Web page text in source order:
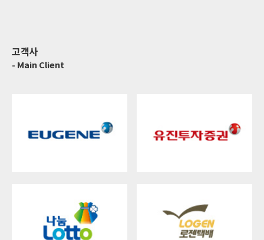
고객사
- Main Client